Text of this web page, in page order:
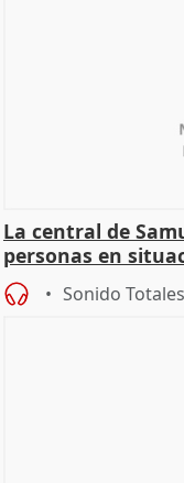
La central de
personas en
de Calor
Sonido Totales